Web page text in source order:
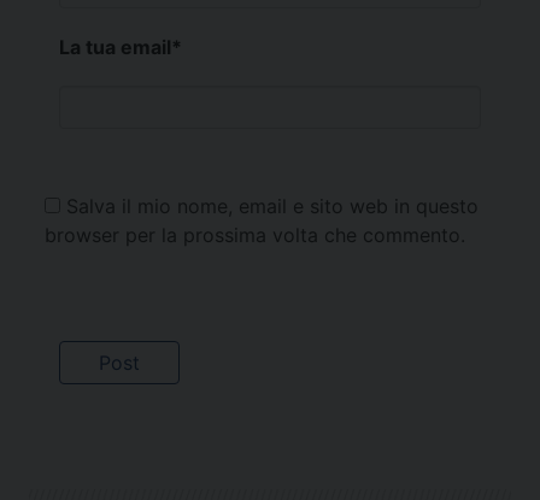
La tua email*
Salva il mio nome, email e sito web in questo
browser per la prossima volta che commento.